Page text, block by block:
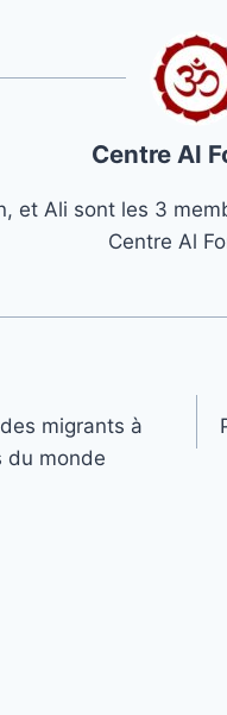
Centre Al
et Ali sont les 3
Centre Al
migrants à
du monde